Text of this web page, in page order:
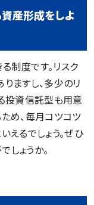
産形成をしよ
制度です。リスク
ますし、多少のリ
投資信託型も用意
め、毎月コツコツ
るでしょう。ぜひ
ょうか。